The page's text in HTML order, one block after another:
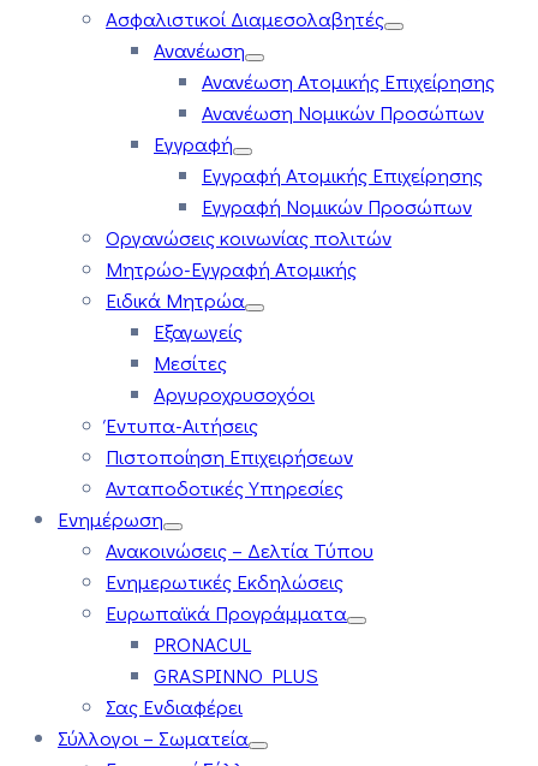
Ασφαλιστικοί Διαμεσολαβητές
Ανανέωση
Ανανέωση Ατομικής Επιχείρησης
Ανανέωση Νομικών Προσώπων
Εγγραφή
Εγγραφή Ατομικής Επιχείρησης
Εγγραφή Νομικών Προσώπων
Οργανώσεις κοινωνίας πολιτών
Μητρώο-Εγγραφή Ατομικής
Ειδικά Μητρώα
Εξαγωγείς
Μεσίτες
Αργυροχρυσοχόοι
Έντυπα-Αιτήσεις
Πιστοποίηση Επιχειρήσεων
Ανταποδοτικές Υπηρεσίες
Ενημέρωση
Ανακοινώσεις – Δελτία Τύπου
Ενημερωτικές Εκδηλώσεις
Ευρωπαϊκά Προγράμματα
PRONACUL
GRASPINNO PLUS
Σας Ενδιαφέρει
Σύλλογοι – Σωματεία